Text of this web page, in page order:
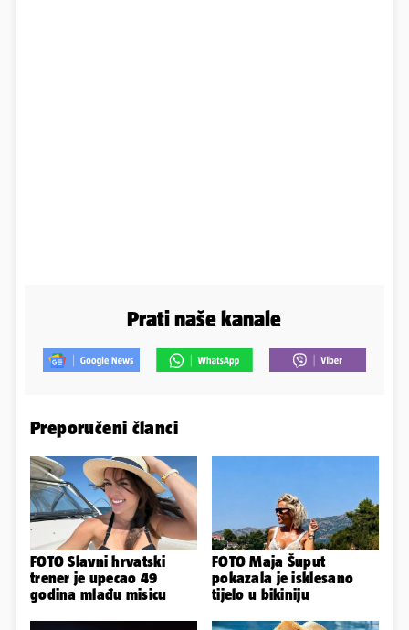
Prati naše kanale
Preporučeni članci
FOTO Slavni hrvatski
trener je upecao 49
godina mlađu misicu
FOTO Maja Šuput
pokazala je isklesano
tijelo u bikiniju